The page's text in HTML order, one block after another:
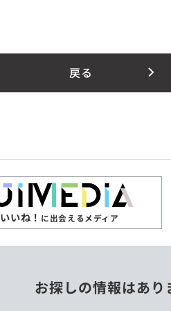
戻る
いいね！ に出会えるメディア
お探しの情報はあり